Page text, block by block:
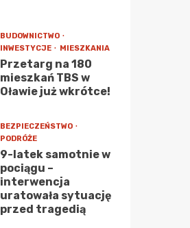
BUDOWNICTWO
INWESTYCJE
MIESZKANIA
Przetarg na 180
mieszkań TBS w
Oławie już wkrótce!
BEZPIECZEŃSTWO
PODRÓŻE
9-latek samotnie w
pociągu –
interwencja
uratowała sytuację
przed tragedią